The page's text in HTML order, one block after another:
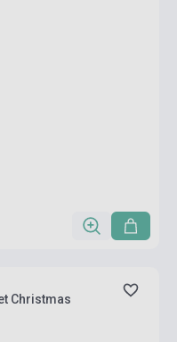
Christmas